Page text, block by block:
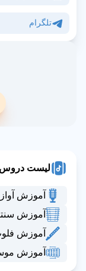
تلگرام
لیست دروس
آموزش
آموزش
آموزش
آموزش